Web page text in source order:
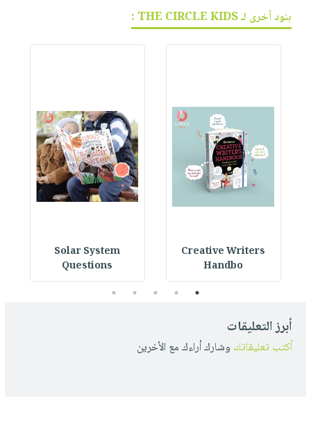
بنود أخرى لـ THE CIRCLE KIDS :
Creative Writers
Handbo
Solar System
Questions
1
2
3
4
5
أبرز التعليقات
أكتب تعليقاتك وشارك أراءك مع الأخرين